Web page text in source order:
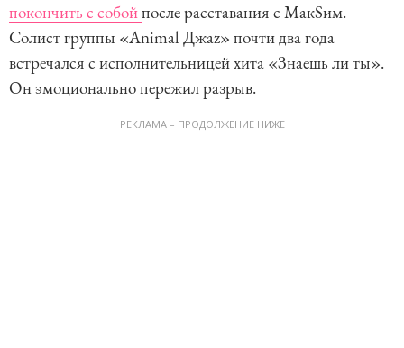
покончить с собойпосле расставания с МакSим.
Солист группы «Animal Джаz» почти два года
встречался с исполнительницей хита «Знаешь ли ты».
Он эмоционально пережил разрыв.
РЕКЛАМА – ПРОДОЛЖЕНИЕ НИЖЕ